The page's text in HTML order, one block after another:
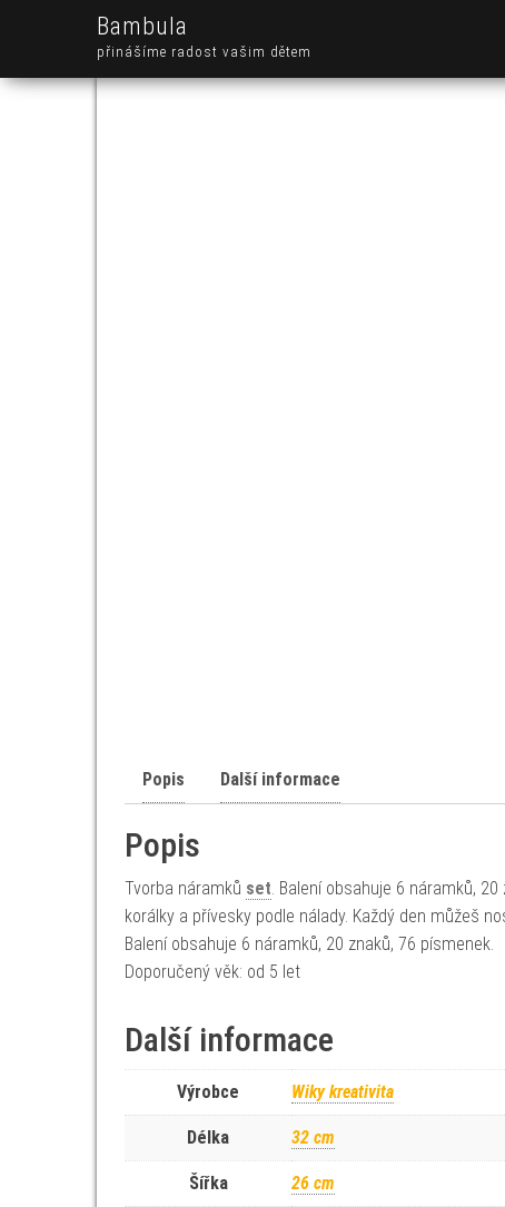
Bambula
přinášíme radost vašim dětem
Popis Další informace
Popis
Tvorba náramků set. Balení obsahuje 6 náramků,
korálky a přívesky podle nálady. Každý den můžeš
Balení obsahuje 6 náramků, 20 znaků, 76 písmenek.
Doporučený věk: od 5 let
Další informace
Výrobce Wiky kreativita
Délka 32 cm
Šířka 26 cm